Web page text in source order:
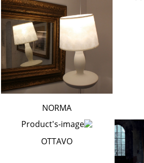
NORMA
OTTAVO